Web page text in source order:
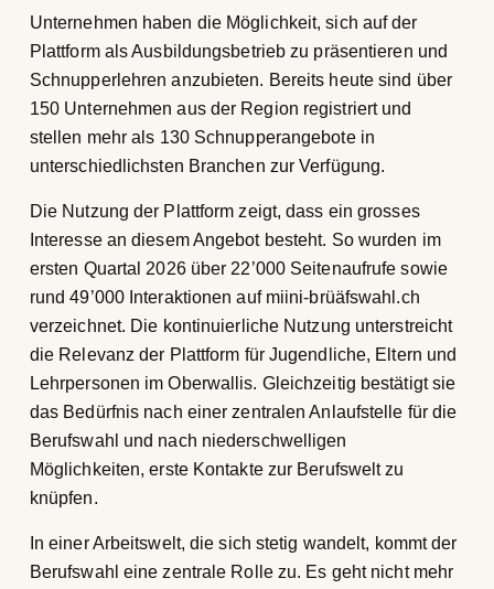
Unternehmen haben die Möglichkeit, sich auf der
Plattform als Ausbildungsbetrieb zu präsentieren und
Schnupperlehren anzubieten. Bereits heute sind über
150 Unternehmen aus der Region registriert und
stellen mehr als 130 Schnupperangebote in
unterschiedlichsten Branchen zur Verfügung.
Die Nutzung der Plattform zeigt, dass ein grosses
Interesse an diesem Angebot besteht. So wurden im
ersten Quartal 2026 über 22’000 Seitenaufrufe sowie
rund 49’000 Interaktionen auf miini-brüäfswahl.ch
verzeichnet. Die kontinuierliche Nutzung unterstreicht
die Relevanz der Plattform für Jugendliche, Eltern und
Lehrpersonen im Oberwallis. Gleichzeitig bestätigt sie
das Bedürfnis nach einer zentralen Anlaufstelle für die
Berufswahl und nach niederschwelligen
Möglichkeiten, erste Kontakte zur Berufswelt zu
knüpfen.
In einer Arbeitswelt, die sich stetig wandelt, kommt der
Berufswahl eine zentrale Rolle zu. Es geht nicht mehr